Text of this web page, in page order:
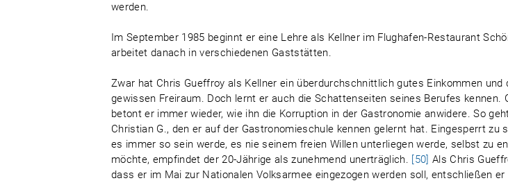
werden.
Im September 1985 beginnt er eine Lehre als Kellner im Flughafen-Restaurant
arbeitet danach in verschiedenen Gaststätten.
Zwar hat Chris Gueffroy als Kellner ein überdurchschnittlich gutes Einkommen und
gewissen Freiraum. Doch lernt er auch die Schattenseiten seines Berufes kennen.
betont er immer wieder, wie ihn die Korruption in der Gastronomie anwidere. So
Christian G., den er auf der Gastronomieschule kennen gelernt hat. Eingesperrt zu
es immer so sein werde, es nie seinem freien Willen unterliegen werde, selbst zu
möchte, empfindet der 20-Jährige als zunehmend unerträglich. [50] Als Chris
dass er im Mai zur Nationalen Volksarmee eingezogen werden soll, entschließen